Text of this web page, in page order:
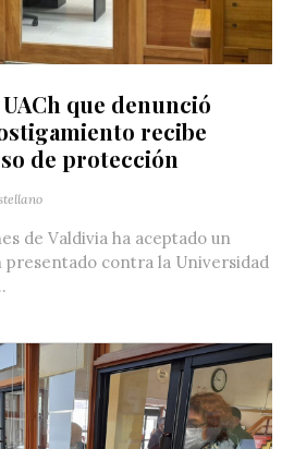
que denunció
recibe
de protección
de Valdivia ha aceptado un
contra la Universidad